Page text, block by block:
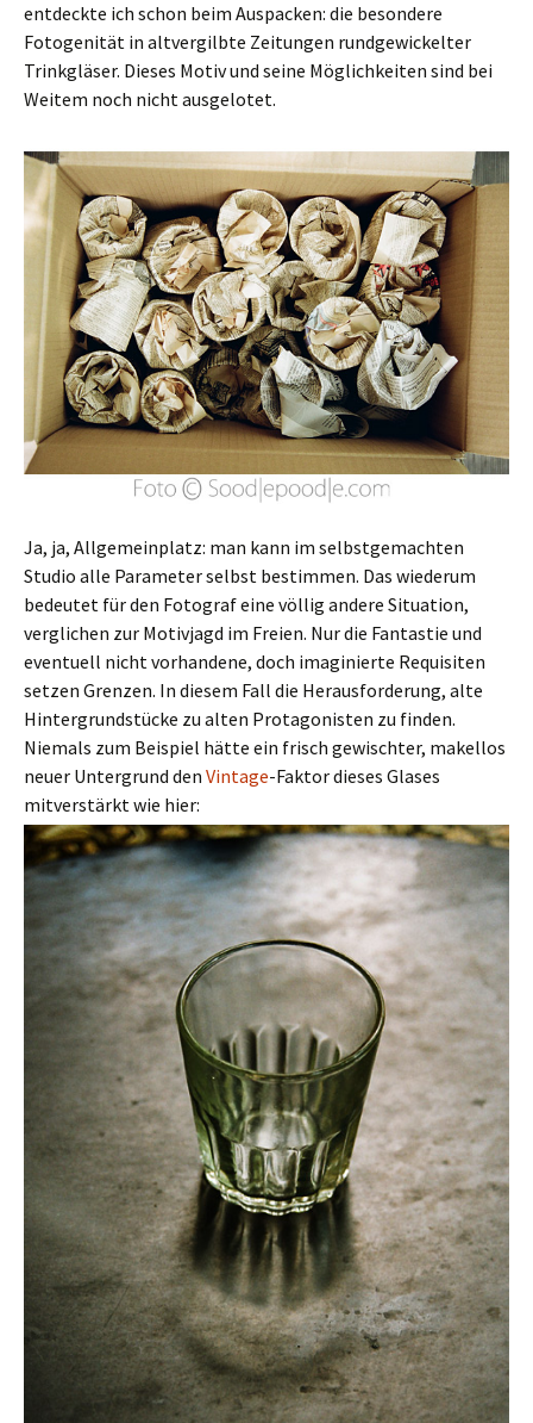
entdeckte ich schon beim Auspacken: die besondere
Fotogenität in altvergilbte Zeitungen rundgewickelter
Trinkgläser. Dieses Motiv und seine Möglichkeiten sind bei
Weitem noch nicht ausgelotet.
Ja, ja, Allgemeinplatz: man kann im selbstgemachten
Studio alle Parameter selbst bestimmen. Das wiederum
bedeutet für den Fotograf eine völlig andere Situation,
verglichen zur Motivjagd im Freien. Nur die Fantastie und
eventuell nicht vorhandene, doch imaginierte Requisiten
setzen Grenzen. In diesem Fall die Herausforderung, alte
Hintergrundstücke zu alten Protagonisten zu finden.
Niemals zum Beispiel hätte ein frisch gewischter, makellos
neuer Untergrund den Vintage-Faktor dieses Glases
mitverstärkt wie hier: